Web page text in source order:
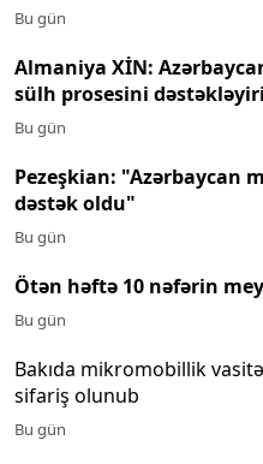
Bu gün
Almaniya XİN:
sülh prosesini
Bu gün
Pezeşkian: "Azərbaycan
dəstək oldu"
Bu gün
Ötən həftə 10 nəfərin
Bu gün
Bakıda mikromobillik
sifariş olunub
Bu gün